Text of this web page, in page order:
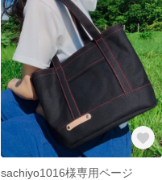
sachiyo1016様専用ページ